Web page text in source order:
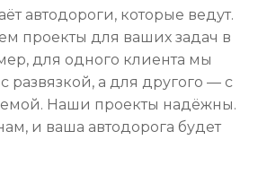
автодороги, которые ведут.
проекты для ваших задач в
для одного клиента мы
развязкой, а для другого — с
Наши проекты надёжны.
и ваша автодорога будет